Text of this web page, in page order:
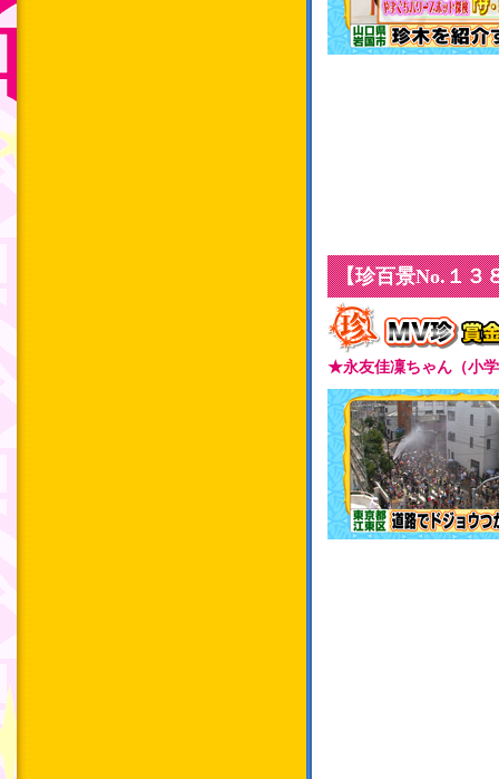
【珍百景No.１３
★永友佳凜ちゃん（小